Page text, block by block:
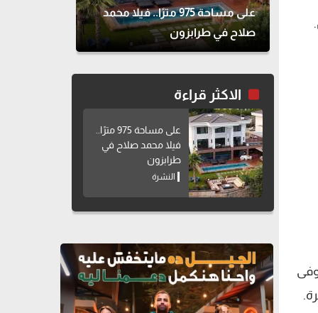
على مساحة 975 مترًا.. فيلا محمد
صلاح في طرابزون
الاكثر قراءة
على مساحة 975 مترًا..
فيلا محمد صلاح في
طرابزون
النشرة